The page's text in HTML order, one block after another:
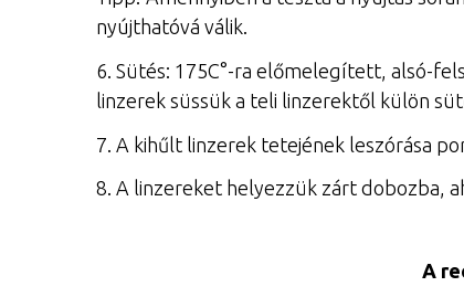
nyújthatóvá válik.
6. Sütés: 175C°-ra előmelegített, alsó-
linzerek süssük a teli linzerektől külön
7. A kihűlt linzerek tetejének leszórása
8. A linzereket helyezzük zárt dobozba,
A